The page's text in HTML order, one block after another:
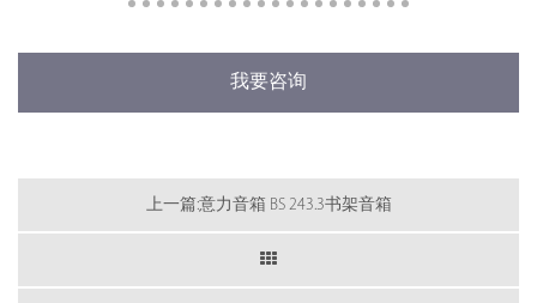
我要咨询
上一篇:意力音箱 BS 243.3书架音箱